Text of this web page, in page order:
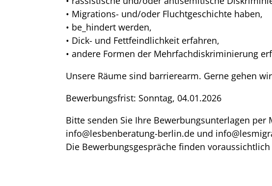
• Migrations- und/oder Fluchtgeschichte haben,
• be_hindert werden,
• Dick- und Fettfeindlichkeit erfahren,
• andere Formen der Mehrfachdiskriminierung
Unsere Räume sind barrierearm. Gerne gehen
Bewerbungsfrist: Sonntag, 04.01.2026
Bitte senden Sie Ihre Bewerbungsunterlagen per
info@lesbenberatung-berlin.de und
Die Bewerbungsgespräche finden